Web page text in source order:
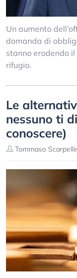
Un aumento
domanda di
stanno erodendo
rifugio.
Le
nessuno ti
conoscere)
Tommaso